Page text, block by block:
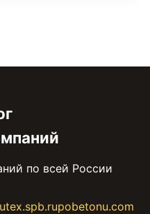
по всей России
pobetonu.com